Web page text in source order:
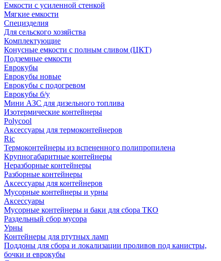
Емкости с усиленной стенкой
Мягкие емкости
Специзделия
Для сельского хозяйства
Комплектующие
Конусные емкости с полным сливом (ЦКТ)
Подземные емкости
Еврокубы
Еврокубы новые
Еврокубы с подогревом
Еврокубы б/у
Мини АЗС для дизельного топлива
Изотермические контейнеры
Polycool
Аксессуары для термоконтейнеров
Ric
Термоконтейнеры из вспененного полипропилена
Крупногабаритные контейнеры
Неразборные контейнеры
Разборные контейнеры
Аксессуары для контейнеров
Мусорные контейнеры и урны
Аксессуары
Мусорные контейнеры и баки для сбора ТКО
Раздельный сбор мусора
Урны
Контейнеры для ртутных ламп
Поддоны для сбора и локализации проливов под канистры,
бочки и еврокубы